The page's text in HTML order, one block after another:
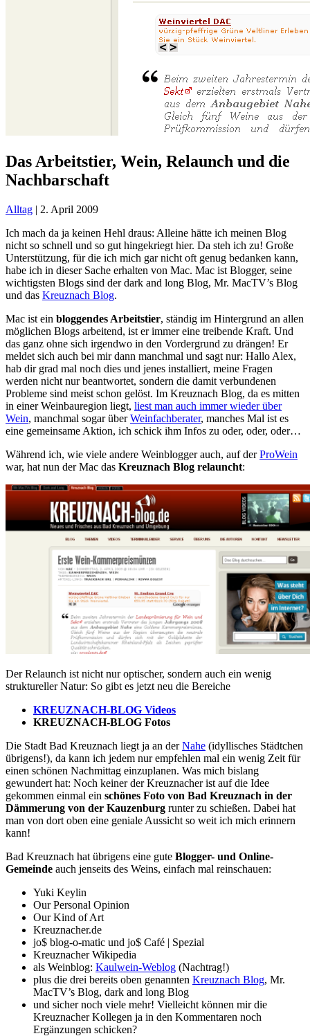
Das Arbeitstier, Wein, Relaunch und die
Nachbarschaft
Alltag | 2. April 2009
Ich mach da ja keinen Hehl draus: Alleine hätte ich meinen Blog
nicht so schnell und so gut hingekriegt hier. Da steh ich zu! Große
Unterstützung, für die ich mich gar nicht oft genug bedanken kann,
habe ich in dieser Sache erhalten von Mac. Mac ist Blogger, seine
wichtigsten Blogs sind der dark and long Blog, Mr. MacTV’s Blog
und das Kreuznach Blog.
Mac ist ein bloggendes Arbeitstier, ständig im Hintergrund an allen
möglichen Blogs arbeitend, ist er immer eine treibende Kraft. Und
das ganz ohne sich irgendwo in den Vordergrund zu drängen! Er
meldet sich auch bei mir dann manchmal und sagt nur: Hallo Alex,
hab dir grad mal noch dies und jenes installiert, meine Fragen
werden nicht nur beantwortet, sondern die damit verbundenen
Probleme sind meist schon gelöst. Im Kreuznach Blog, da es mitten
in einer Weinbauregion liegt, liest man auch immer wieder über
Wein, manchmal sogar überWeinfachberater, manches Mal ist es
eine gemeinsame Aktion, ich schick ihm Infos zu oder, oder, oder…
Während ich, wie viele andere Weinblogger auch, auf derProWein
war, hat nun der Mac das Kreuznach Blog relauncht:
Der Relaunch ist nicht nur optischer, sondern auch ein wenig
struktureller Natur: So gibt es jetzt neu die Bereiche
KREUZNACH-BLOG Videos
KREUZNACH-BLOG Fotos
Die Stadt Bad Kreuznach liegt ja an derNahe (idyllisches Städtchen
übrigens!), da kann ich jedem nur empfehlen mal ein wenig Zeit für
einen schönen Nachmittag einzuplanen. Was mich bislang
gewundert hat: Noch keiner der Kreuznacher ist auf die Idee
gekommen einmal ein schönes Foto von Bad Kreuznach in der
Dämmerung von der Kauzenburg runter zu schießen. Dabei hat
man von dort oben eine geniale Aussicht so weit ich mich erinnern
kann!
Bad Kreuznach hat übrigens eine gute Blogger- und Online-
Gemeinde auch jenseits des Weins, einfach mal reinschauen:
Yuki Keylin
Our Personal Opinion
Our Kind of Art
Kreuznacher.de
jo$ blog-o-matic und jo$ Café | Spezial
Kreuznacher Wikipedia
als Weinblog: Kaulwein-Weblog (Nachtrag!)
plus die drei bereits oben genannten Kreuznach Blog, Mr.
MacTV’s Blog, dark and long Blog
und sicher noch viele mehr! Vielleicht können mir die
Kreuznacher Kollegen ja in den Kommentaren noch
Ergänzungen schicken?